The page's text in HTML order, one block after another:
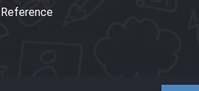
Reference